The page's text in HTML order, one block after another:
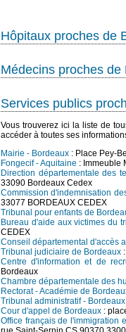
Hôpitaux proches de
Médecins proches de
Services publics
Vous trouverez ici la liste de
accéder à toutes ses
Mairie - Bordeaux : Place Pey-
Fongecif - Aquitaine : Immeuble
Direction départementale des
33090 Bordeaux Cedex
Commission d'indemnisation
33077 BORDEAUX CEDEX
Tribunal pour enfants de
Bureau d'aide aux victimes du
CEDEX
Conseil départemental d'accès
Tribunal judiciaire de Bordeaux
Centre d'information et de
Bordeaux
Chambre départementale des
Rectorat - Académie de
Tribunal administratif - Bordeaux
Cour d'appel de Bordeaux :
Office français de l'immigration